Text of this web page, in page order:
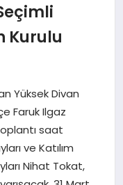
Kurulu
Yüksek Divan
Faruk Ilgaz
saat
ve Katılım
Nihat Tokat,